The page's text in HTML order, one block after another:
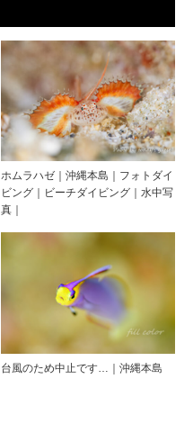
ホムラハゼ｜沖縄本島｜フォトダイ
ビング｜ビーチダイビング｜水中写
真｜
台風のため中止です…｜沖縄本島